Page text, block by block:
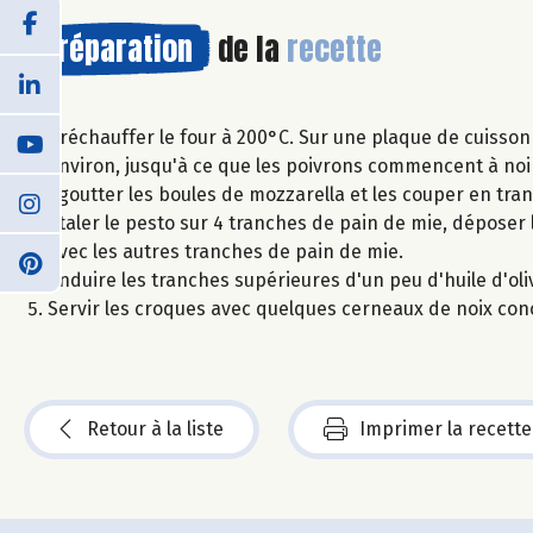
Préparation de la recette
Préchauffer le four à 200°C. Sur une plaque de
environ, jusqu'à ce que les poivrons commencent à
Égoutter les boules de mozzarella et les couper en
Étaler le pesto sur 4 tranches de pain de mie,
avec les autres tranches de pain de mie.
Enduire les tranches supérieures d'un peu d'huile
Servir les croques avec quelques cerneaux de noix
Retour à la liste Imprimer la recette